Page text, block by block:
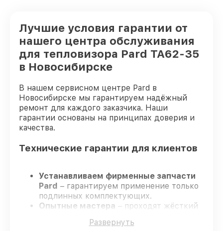
Лучшие условия гарантии от
нашего центра обслуживания
для тепловизора Pard TA62-35
в Новосибирске
В нашем сервисном центре Pard в
Новосибирске мы гарантируем надёжный
ремонт для каждого заказчика. Наши
гарантии основаны на принципах доверия и
качества.
Технические гарантии для клиентов
Устанавливаем фирменные запчасти
Pard – гарантируем применение только
подлинных комплектующих.
Опытные мастера – проходят жёсткий
подтверждает уровень их
Развернуть